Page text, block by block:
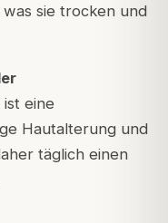
sie trocken und
eine
Hautalterung und
täglich einen